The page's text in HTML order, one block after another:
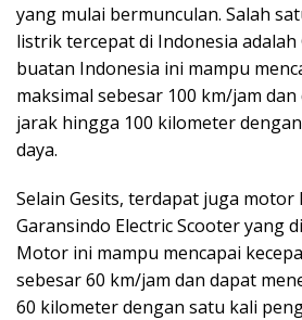
yang mulai bermunculan. Salah
listrik tercepat di Indonesia
buatan Indonesia ini mampu
maksimal sebesar 100 km/jam
jarak hingga 100 kilometer
daya.
Selain Gesits, terdapat juga
Garansindo Electric Scooter yang
Motor ini mampu mencapai
sebesar 60 km/jam dan dapat
60 kilometer dengan satu kali